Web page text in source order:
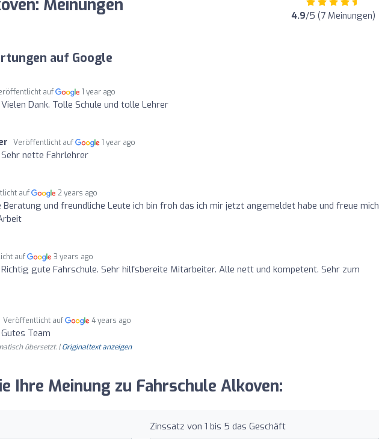
Meinungen 4.9/5 (7 Meinungen)
auf Google
auf 1 year ago
Vielen Dank. Tolle Schule und tolle Lehrer
Veröffentlicht auf 1 year ago
Sehr nette Fahrlehrer
auf 2 years ago
Beratung und freundliche Leute ich bin froh das ich mir jetzt angemeldet habe und freue mich
auf 3 years ago
Richtig gute Fahrschule. Sehr hilfsbereite Mitarbeiter. Alle nett und kompetent. Sehr zum
Veröffentlicht auf 4 years ago
Gutes Team
übersetzt. |Originaltext anzeigen
Ihre Meinung zu Fahrschule Alkoven:
Zinssatz von 1 bis 5 das Geschäft